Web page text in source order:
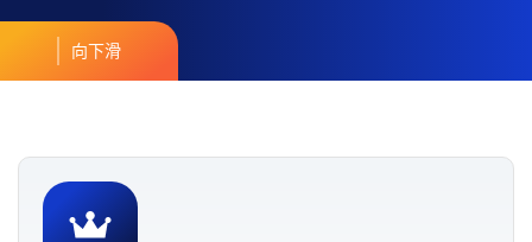
向下滑